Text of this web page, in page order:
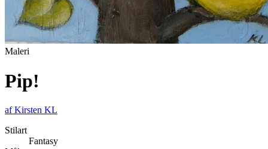
Maleri
Pip!
afKirsten KL
Stilart
Fantasy